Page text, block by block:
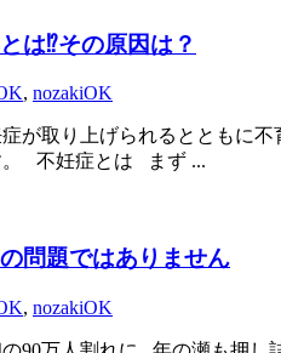
は⁉︎その原因は？
, nozakiOK
が取り上げられるとともに
。 不妊症とは まず ...
問題ではありません
, nozakiOK